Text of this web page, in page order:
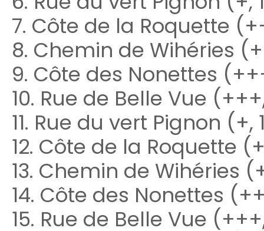
7. Côte de la Roquette
8. Chemin de Wihéries
9. Côte des Nonettes
10. Rue de Belle Vue
11. Rue du vert Pignon (+,
12. Côte de la Roquette
13. Chemin de Wihéries
14. Côte des Nonettes
15. Rue de Belle Vue